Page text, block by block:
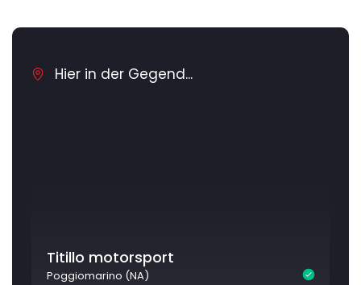
Hier in der Gegend...
Titillo motorsport
Poggiomarino (NA)